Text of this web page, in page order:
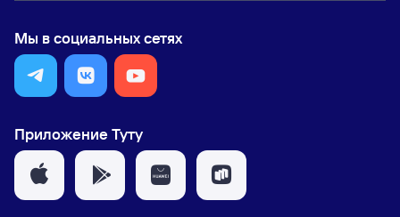
Мы в социальных сетях
Приложение Туту